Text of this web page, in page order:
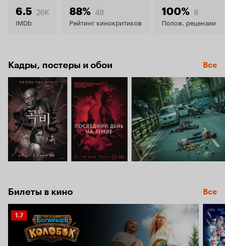
6.0
6.5 26K
IMDb
88% 48
Рейтинг кинокритиков
100% 8
Полож. рецензии
Кадры, постеры и обои Все
Билеты в кино Все
Рейтинг
Кинопоиска
1.7